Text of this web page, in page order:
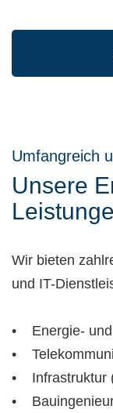
Unsere
Umfangreich
Wir bieten
und IT-
• Energie- und
•
• Infrastruktur
•